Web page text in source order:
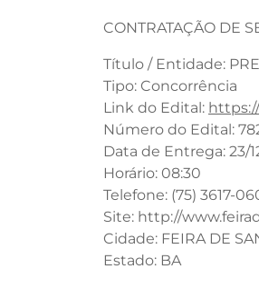
CONTRATAÇÃO DE
Título / Entidade:
Tipo: Concorrência
Link do Edital:
Número do Edital:
Data de Entrega: 23/
Horário: 08:30
Telefone: (75) 3617-
Site: http://
Cidade: FEIRA DE
Estado: BA